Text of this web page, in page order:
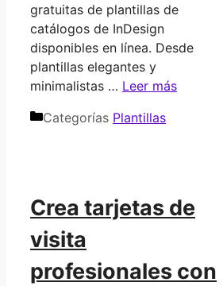
gratuitas de plantillas de
catálogos de InDesign
disponibles en línea. Desde
plantillas elegantes y
minimalistas … Leer más
Categorías Plantillas
Crea tarjetas de
visita
profesionales con